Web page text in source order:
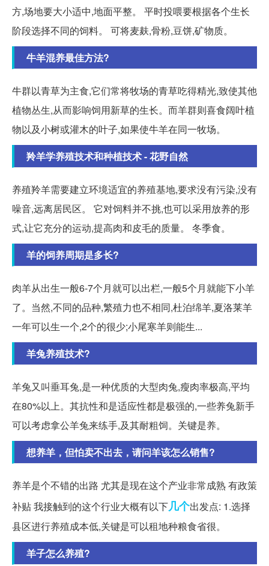
方,场地要大小适中,地面平整。 平时投喂要根据各个生长
阶段选择不同的饲料。 可将麦麸,骨粉,豆饼,矿物质。
牛羊混养最佳方法?
牛群以青草为主食,它们常将牧场的青草吃得精光,致使其他
植物丛生,从而影响饲用新草的生长。而羊群则喜食阔叶植
物以及小树或灌木的叶子,如果使牛羊在同一牧场。
羚羊学养殖技术和种植技术 - 花野自然
养殖羚羊需要建立环境适宜的养殖基地,要求没有污染,没有
噪音,远离居民区。 它对饲料并不挑,也可以采用放养的形
式,让它充分的运动,提高肉和皮毛的质量。 冬季食。
羊的饲养周期是多长?
肉羊从出生一般6-7个月就可以出栏,一般5个月就能下小羊
了。当然,不同的品种,繁殖力也不相同,杜泊绵羊,夏洛莱羊
一年可以生一个,2个的很少;小尾寒羊则能生...
羊兔养殖技术?
羊兔又叫垂耳兔,是一种优质的大型肉兔,瘦肉率极高,平均
在80%以上。其抗性和是适应性都是极强的,一些养兔新手
可以考虑拿公羊兔来练手,及其耐粗饲。关键是养。
想养羊，但怕卖不出去，请问羊该怎么销售?
养羊是个不错的出路 尤其是现在这个产业非常成熟 有政策
补贴 我接触到的这个行业大概有以下几个出发点: 1.选择
县区进行养殖成本低,关键是可以租地种粮食省很。
羊子怎么养殖?